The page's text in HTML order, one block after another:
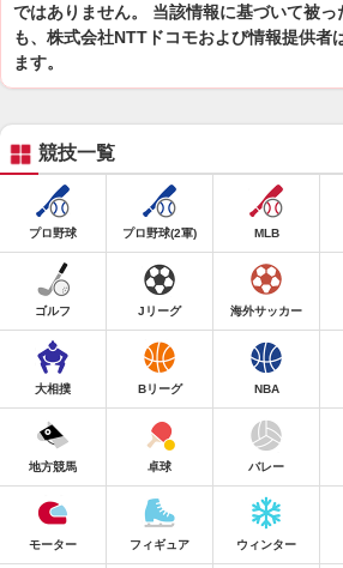
ではありません。 当該情報に基づいて被
も、株式会社NTTドコモおよび情報提供者
ます。
競技一覧
プロ野球 プロ野球(2軍) MLB
ゴルフ Jリーグ 海外サッカー
大相撲 Bリーグ NBA
地方競馬 卓球 バレー
モーター フィギュア ウィンター